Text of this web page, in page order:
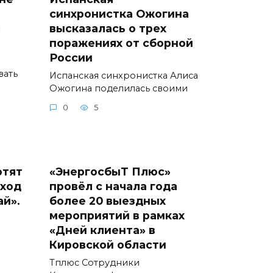
синхронистка Ожогина
высказалась о трех
поражениях от сборной
России
Испанская синхронистка Алиса
Ожогина поделилась своими
0 5
«ЭнергосбыТ Плюс»
провёл с начала года
более 20 выездных
мероприятий в рамках
«Дней клиента» в
Кировской области
Тплюс Сотрудники